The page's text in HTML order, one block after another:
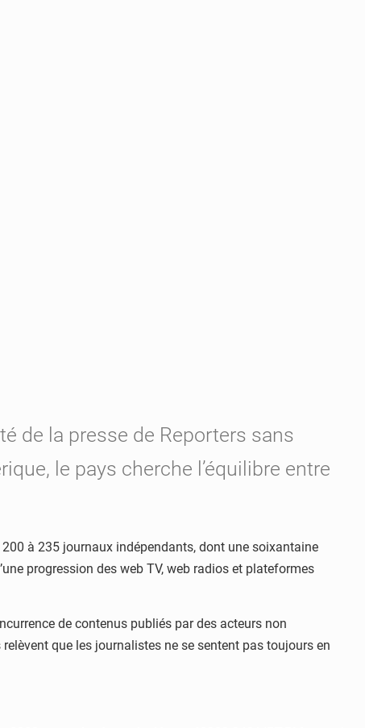
de la presse de Reporters sans
le pays cherche l’équilibre entre
à 235 journaux indépendants, dont une soixantaine
progression des web TV, web radios et plateformes
de contenus publiés par des acteurs non
que les journalistes ne se sentent pas toujours en